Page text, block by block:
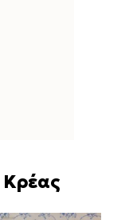
Κρέας